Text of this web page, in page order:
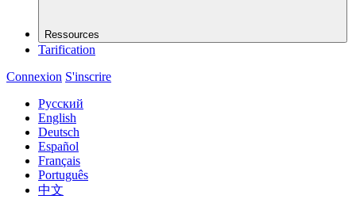
Ressources
Tarification
Connexion S'inscrire
Русский
English
Deutsch
Español
Français
Português
中文